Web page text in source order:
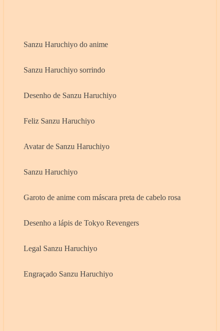
Sanzu Haruchiyo do anime
Sanzu Haruchiyo sorrindo
Desenho de Sanzu Haruchiyo
Feliz Sanzu Haruchiyo
Avatar de Sanzu Haruchiyo
Sanzu Haruchiyo
Garoto de anime com máscara preta de cabelo rosa
Desenho a lápis de Tokyo Revengers
Legal Sanzu Haruchiyo
Engraçado Sanzu Haruchiyo